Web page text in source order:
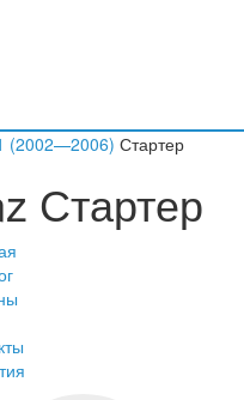
(2002—2006) Стартер
Стартер